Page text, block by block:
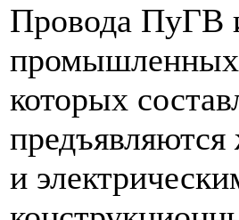
Провода ПуГВ
промышленных
которых
и